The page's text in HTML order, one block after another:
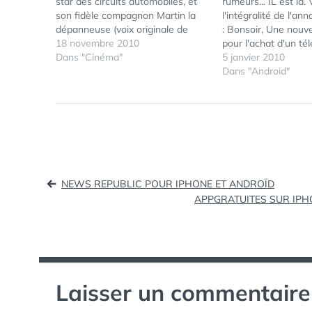
son fidèle compagnon Martin la
dépanneuse (voix originale de
Larry the Cable Guy) reprennent
la route pour de nouvelles
18 novembre 2010
Dans "Cinéma"
l'intégralité de
: Bonsoir, Une
pour l'achat d'un
portable selon
été développé avec
5 janvier 2010
Dans "Android"
Navigation
l’article
NEWS REPUBLIC POUR IPHONE ET ANDROÏD
APPGRATUITES SUR
Laisser un commentaire